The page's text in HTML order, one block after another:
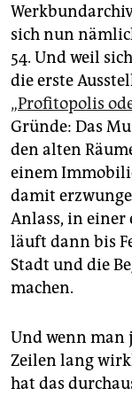
sich nun
54. Und weil
die erste
„Profitopolis
Gründe: Das
den alten
einem
damit
Anlass, in einer
läuft dann bis
Stadt und die
machen.
Und wenn man
Zeilen lang
hat das